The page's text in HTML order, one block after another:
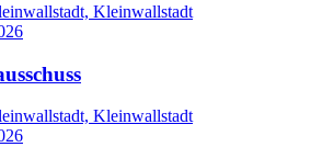
Kleinwallstadt
Kleinwallstadt